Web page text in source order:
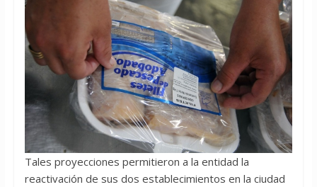
Tales proyecciones permitieron a la entidad la
reactivación de sus dos establecimientos en la ciudad